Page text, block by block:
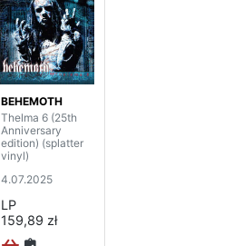
BEHEMOTH
Thelma 6 (25th
Anniversary
edition) (splatter
vinyl)
4.07.2025
LP
159,89 zł